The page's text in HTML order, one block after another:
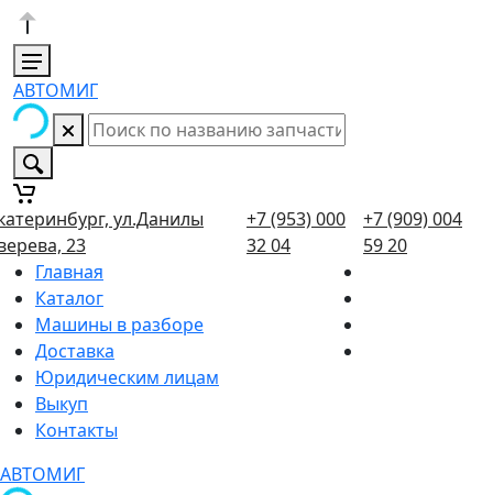
АВТОМИГ
ул.Данилы
23
+7 (953) 000
32 04
+7 (909) 004
59 20
Главная
Каталог
Машины в разборе
Доставка
Юридическим лицам
Выкуп
Контакты
АВТОМИГ